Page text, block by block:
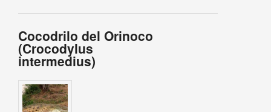
Cocodrilo del Orinoco
(Crocodylus
intermedius)